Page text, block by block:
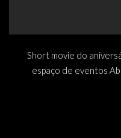
Short movie do
espaço de eventos